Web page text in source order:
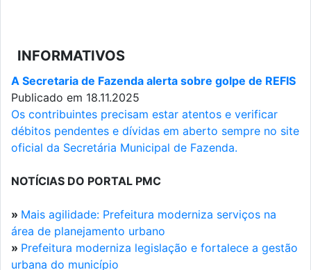
INFORMATIVOS
A Secretaria de Fazenda alerta sobre golpe de REFIS
Publicado em 18.11.2025
Os contribuintes precisam estar atentos e verificar
débitos pendentes e dívidas em aberto sempre no site
oficial da Secretária Municipal de Fazenda.
NOTÍCIAS DO PORTAL PMC
» Mais agilidade: Prefeitura moderniza serviços na
área de planejamento urbano
» Prefeitura moderniza legislação e fortalece a gestão
urbana do município